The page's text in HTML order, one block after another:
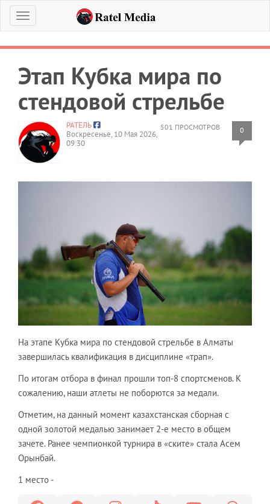
Меню
Этап Кубка мира по
стендовой стрельбе
501 ПРОСМОТРОВ 0
РАТЕЛЬ
Воскресенье, 10 Мая 2026,
09:30
На этапе Кубка мира по стендовой стрельбе в Алматы
завершилась квалификация в дисциплине «трап».
По итогам отбора в финал прошли топ-8 спортсменов. К
сожалению, наши атлеты не поборются за медали.
Отметим, на данный момент казахстанская сборная с
одной золотой медалью занимает 2-е место в общем
зачете. Ранее чемпионкой турнира в «ските» стала Асем
Орынбай.
1 место -